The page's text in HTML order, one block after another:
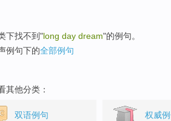
下找不到"long day dream"的例句。
例句下的全部例句
其他分类：
双语例句 权威